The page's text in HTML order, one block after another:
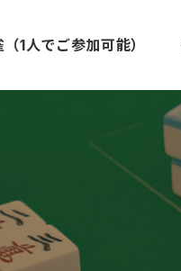
1人でご参加可能）